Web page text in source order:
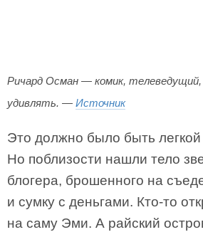
Ричард Осман — комик,
удивлять. — Источник
Это должно было быть
Но поблизости нашли тело
блогера, брошенного на
и сумку с деньгами. Кто-то
на саму Эми. А райский